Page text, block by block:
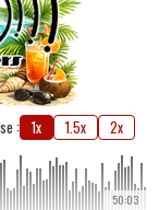
: 1x 1.5x 2x
50:03